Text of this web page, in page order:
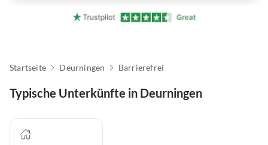
Startseite Deurningen Barrierefrei
Typische Unterkünfte in Deurningen